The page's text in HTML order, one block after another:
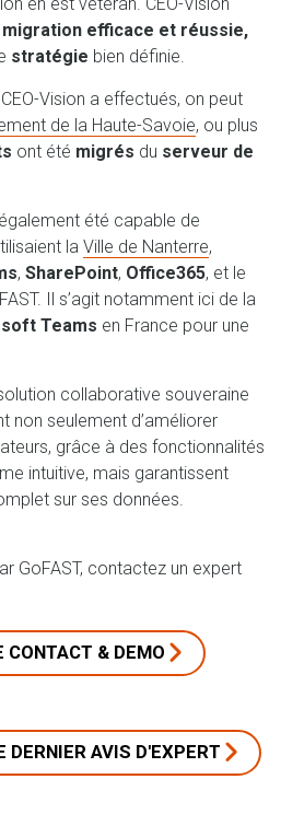
migration efficace et réussie,
stratégie bien définie.
Vision a effectués, on peut
de la Haute-Savoie, ou plus
ont été migrés du serveur de
été capable de
la Ville de Nanterre,
, SharePoint, Office365, et le
Il s’agit notamment ici de la
Teams en France pour une
collaborative souveraine
non seulement d’améliorer
grâce à des fonctionnalités
intuitive, mais garantissent
sur ses données.
GoFAST, contactez un expert
CONTACT & DEMO
DERNIER AVIS D'EXPERT